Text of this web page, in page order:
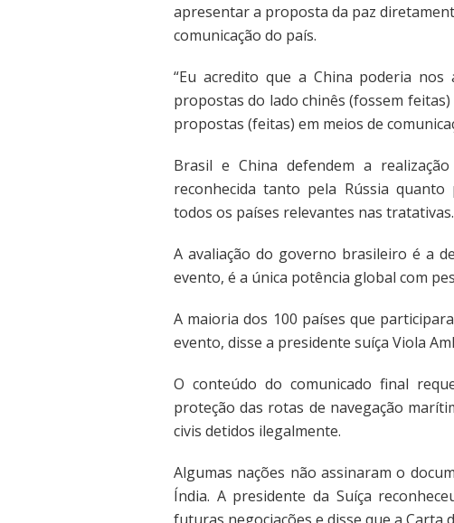
apresentar a proposta da paz
comunicação do país.
“Eu acredito que a China poderia
propostas do lado chinês (fossem
propostas (feitas) em meios de
Brasil e China defendem a
reconhecida tanto pela Rússia
todos os países relevantes nas tratativas.
A avaliação do governo brasileiro é a
evento, é a única potência global com
A maioria dos 100 países que
evento, disse a presidente suíça Viola
O conteúdo do comunicado final
proteção das rotas de navegação
civis detidos ilegalmente.
Algumas nações não assinaram o
Índia. A presidente da Suíça